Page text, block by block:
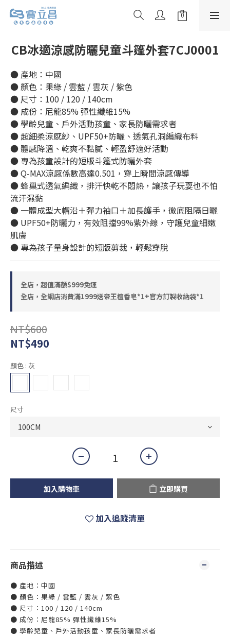
CB冰適涼感防曬兒童斗篷外套7CJ0001
● 產地：中國
● 顏色：果綠 / 雲藍 / 雲灰 / 紫色
● 尺寸：100 / 120 / 140cm
● 成份：尼龍85% 彈性纖維15%
● 學齡兒童、戶外活動孩童、家長防曬需求者
● 超細柔涼感紗、UPF50+防曬、透氣孔洞編織布料
● 體感降溫、乾爽不黏膩、輕盈舒適好活動
● 專為孩童設計的短版斗篷式防曬外套
● Q-MAX涼感係數高達0.501，穿上瞬間涼感傳導
● 蜂巢式透氣編織，排汗快乾不悶熱，讓孩子玩耍也不怕
流汗濕黏
● 一體成型大帽沿＋彈力袖口＋加長護手，徹底阻隔日曬
● UPF50+防曬力，有效阻擋99%紫外線，守護兒童細嫩
肌膚
● 專為孩子量身設計的短版剪裁，輕鬆穿脫
全店，超值滿額$999免運
全店，全網店消費滿1999送帝王檀香皂*1+官方訂製收納袋*1
NT$600
NT$490
顏色 : 灰
尺寸
加入購物車 立即購買
加入追蹤清單
商品描述
● 產地：中國
● 顏色：果綠 / 雲藍 / 雲灰 / 紫色
● 尺寸：100 / 120 / 140cm
● 成份：尼龍85% 彈性纖維15%
● 學齡兒童、戶外活動孩童、家長防曬需求者